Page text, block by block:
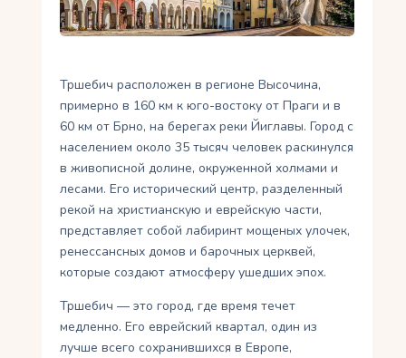
Тршебич расположен в регионе Высочина,
примерно в 160 км к юго-востоку от Праги и в
60 км от Брно, на берегах реки Йиглавы. Город с
населением около 35 тысяч человек раскинулся
в живописной долине, окруженной холмами и
лесами. Его исторический центр, разделенный
рекой на христианскую и еврейскую части,
представляет собой лабиринт мощеных улочек,
ренессансных домов и барочных церквей,
которые создают атмосферу ушедших эпох.
Тршебич — это город, где время течет
медленно. Его еврейский квартал, один из
лучше всего сохранившихся в Европе,